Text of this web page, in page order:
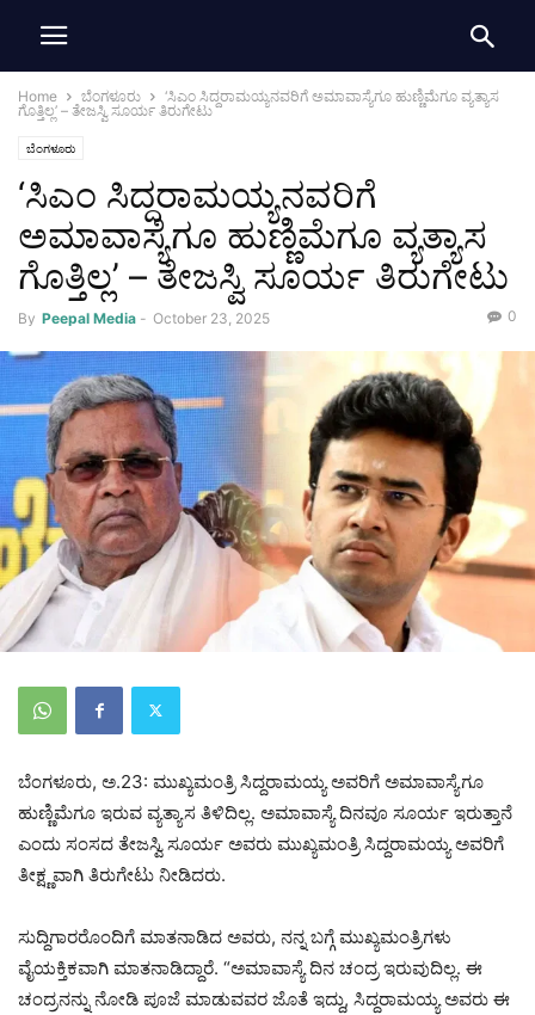
Home ಬೆಂಗಳೂರು
‘ಸಿಎಂ ಸಿದ್ದರಾಮಯ್ಯನವರಿಗೆ ಅಮಾವಾಸ್ಯೆಗೂ ಹುಣ್ಣಿಮೆಗೂ ವ್ಯತ್ಯಾಸ
ಗೊತ್ತಿಲ್ಲ’ – ತೇಜಸ್ವಿ ಸೂರ್ಯ ತಿರುಗೇಟು
ಬೆಂಗಳೂರು
‘ಸಿಎಂ ಸಿದ್ದರಾಮಯ್ಯನವರಿಗೆ
ಅಮಾವಾಸ್ಯೆಗೂ ಹುಣ್ಣಿಮೆಗೂ ವ್ಯತ್ಯಾಸ
ಗೊತ್ತಿಲ್ಲ’ – ತೇಜಸ್ವಿ ಸೂರ್ಯ ತಿರುಗೇಟು
By Peepal Media - October 23, 2025 0
ಬೆಂಗಳೂರು, ಅ.23: ಮುಖ್ಯಮಂತ್ರಿ ಸಿದ್ದರಾಮಯ್ಯ ಅವರಿಗೆ ಅಮಾವಾಸ್ಯೆಗೂ
ಹುಣ್ಣಿಮೆಗೂ ಇರುವ ವ್ಯತ್ಯಾಸ ತಿಳಿದಿಲ್ಲ. ಅಮಾವಾಸ್ಯೆ ದಿನವೂ ಸೂರ್ಯ ಇರುತ್ತಾನೆ
ಎಂದು ಸಂಸದ ತೇಜಸ್ವಿ ಸೂರ್ಯ ಅವರು ಮುಖ್ಯಮಂತ್ರಿ ಸಿದ್ದರಾಮಯ್ಯ ಅವರಿಗೆ
ತೀಕ್ಷ್ಣವಾಗಿ ತಿರುಗೇಟು ನೀಡಿದರು.
ಸುದ್ದಿಗಾರರೊಂದಿಗೆ ಮಾತನಾಡಿದ ಅವರು, ನನ್ನ ಬಗ್ಗೆ ಮುಖ್ಯಮಂತ್ರಿಗಳು
ವೈಯಕ್ತಿಕವಾಗಿ ಮಾತನಾಡಿದ್ದಾರೆ. “ಅಮಾವಾಸ್ಯೆ ದಿನ ಚಂದ್ರ ಇರುವುದಿಲ್ಲ. ಈ
ಚಂದ್ರನನ್ನು ನೋಡಿ ಪೂಜೆ ಮಾಡುವವರ ಜೊತೆ ಇದ್ದು, ಸಿದ್ದರಾಮಯ್ಯ ಅವರು ಈ